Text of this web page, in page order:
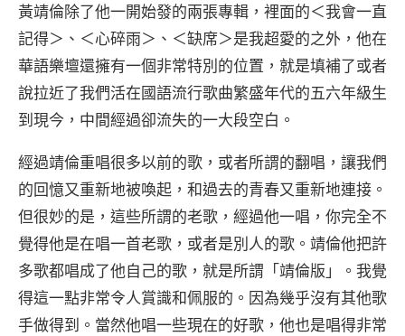
黃靖倫除了他一開始發的兩張專輯，裡面的＜我會一直
記得＞、＜心碎雨＞、＜缺席＞是我超愛的之外，他在
華語樂壇還擁有一個非常特別的位置，就是填補了或者
說拉近了我們活在國語流行歌曲繁盛年代的五六年級生
到現今，中間經過卻流失的一大段空白。
經過靖倫重唱很多以前的歌，或者所謂的翻唱，讓我們
的回憶又重新地被喚起，和過去的青春又重新地連接。
但很妙的是，這些所謂的老歌，經過他一唱，你完全不
覺得他是在唱一首老歌，或者是別人的歌。靖倫他把許
多歌都唱成了他自己的歌，就是所謂「靖倫版」。我覺
得這一點非常令人賞識和佩服的。因為幾乎沒有其他歌
手做得到。當然他唱一些現在的好歌，他也是唱得非常